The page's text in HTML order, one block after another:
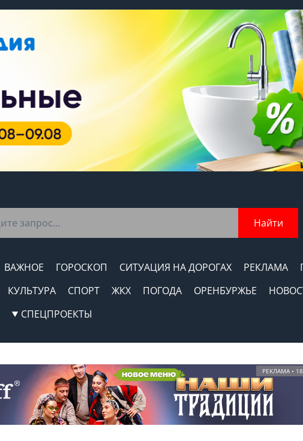
Найти
ВАЖНОЕ ГОРОСКОП СИТУАЦИЯ НА ДОРОГАХ РЕКЛАМА
КУЛЬТУРА СПОРТ ЖКХ ПОГОДА ОРЕНБУРЖЬЕ
СПЕЦПРОЕКТЫ
РЕКЛАМА •